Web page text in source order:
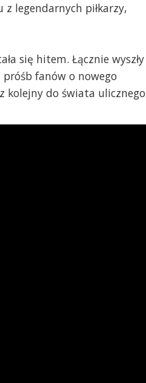
legendarnych piłkarzy,
się hitem. Łącznie wyszły
fanów o nowego
kolejny do świata ulicznego